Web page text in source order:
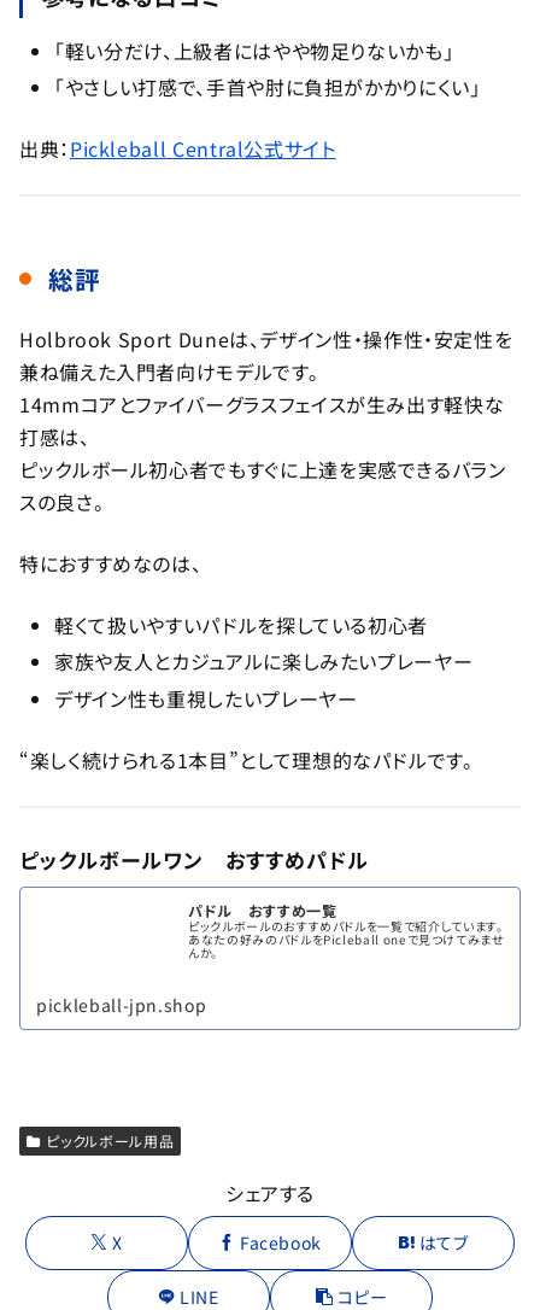
「軽い分だけ、上級者にはやや物足りないかも」
「やさしい打感で、手首や肘に負担がかかりにくい」
出典：Pickleball Central公式サイト
総評
Holbrook Sport Duneは、デザイン性・操作性・安定性を
兼ね備えた入門者向けモデルです。
14mmコアとファイバーグラスフェイスが生み出す軽快な
打感は、
ピックルボール初心者でもすぐに上達を実感できるバラン
スの良さ。
特におすすめなのは、
軽くて扱いやすいパドルを探している初心者
家族や友人とカジュアルに楽しみたいプレーヤー
デザイン性も重視したいプレーヤー
“楽しく続けられる1本目”として理想的なパドルです。
ピックルボールワン おすすめパドル
パドル おすすめ一覧
ピックルボールのおすすめパドルを一覧で紹介しています。
あなたの好みのパドルをPicleball oneで見つけてみませ
んか。
pickleball-jpn.shop
ピックルボール用品
シェアする
X Facebook はてブ
LINE コピー